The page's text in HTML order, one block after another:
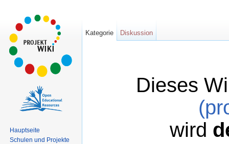
Dieses
wird
Kategorie Diskussion
Hauptseite
Schulen und Projekte